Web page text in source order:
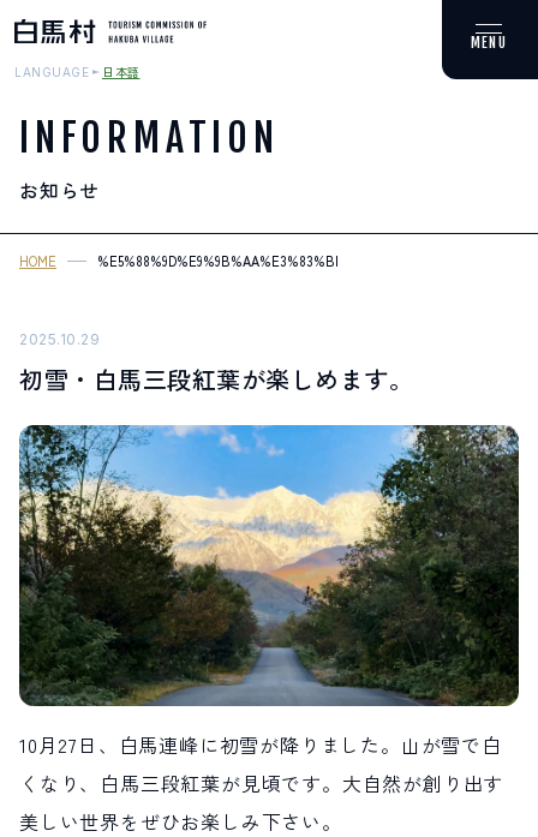
MOUNTAIN & TREKKING
登山・トレッキング
スキー場
温泉
SPOTS
スポット紹介
LIVE CAMERA
ライブカメラ
RECOMMENDATION
おすすめ情報
ABOUT HAKUBA
白馬村について
EVENTS
イベント情報
INFORMATION MEISTER TOUR
STAY
宿泊施設
ACTIVITIES
アクティビティー
HAKUBA ORIGINAL
Hakuba Original
NORWAY VILLAGE
ノルウェービレッジ
LANGUAGE 日本語
INFORMATION
お知らせ
HOME
2025.10.29
初雪・白馬三段紅葉が楽しめます。
10月27日、白馬連峰に初雪が降りました。山が雪で白
くなり、白馬三段紅葉が見頃です。大自然が創り出す
美しい世界をぜひお楽しみ下さい。